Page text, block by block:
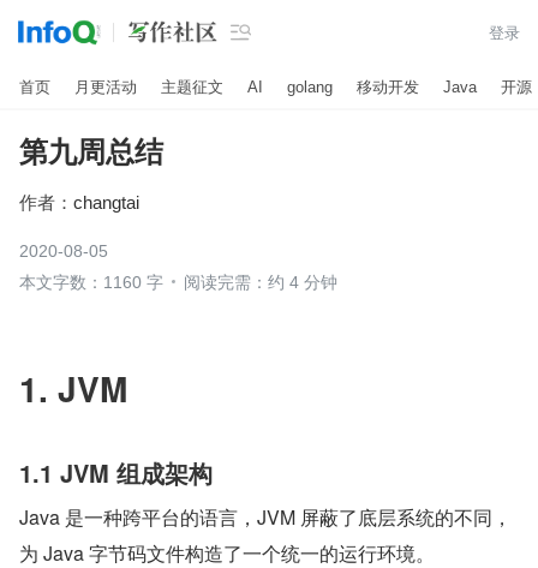
 登录
首页 月更活动 主题征文 AI golang 移动开发 Java 开源
第九周总结
作者： changtai
2020-08-05
本文字数：1160 字
阅读完需：约 4 分钟
1. JVM
1.1 JVM 组成架构
Java 是一种跨平台的语言，JVM 屏蔽了底层系统的不同，
为 Java 字节码文件构造了一个统一的运行环境。